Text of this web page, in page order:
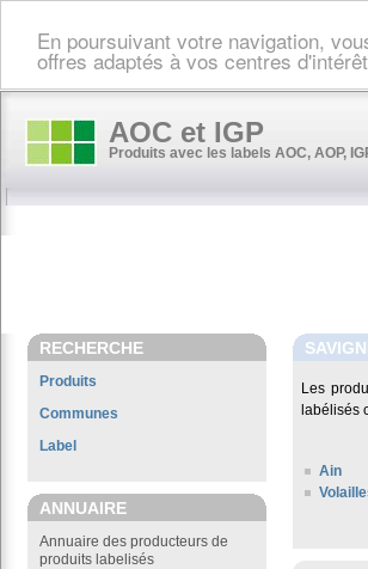
En poursuivant votre navigation,
offres adaptés à vos centres
AOC et IGP
Produits avec les labels AOC, AOP,
RECHERCHE
Produits
Communes
Label
ANNUAIRE
Annuaire des producteurs de
produits labelisés
Les
labélisés
Ain